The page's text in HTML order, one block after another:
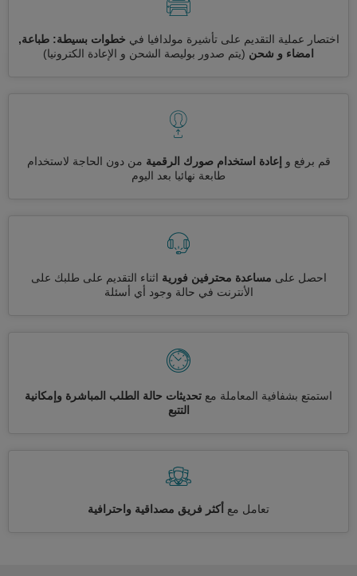
اختصار عملية التقديم على تأشيرة مولدافيا في خطوات بسيطة: طباعة,
امضاء و شحن (يتم صدور بوليصة الشحن و الإعادة الكترونيا)
قم برفع و إعادة استخدام صورك الرقمية من دون الحاجة لاستخدام
طابعة نهائيا بعد اليوم
احصل على مساعدة محترفين فورية اثناء التقديم على طلبك على
الأنترنت في حالة وجود أي أسئلة
استمتع بشفافية المعاملة مع تحديثات حالة الطلب المباشرة وإمكانية
التتبع
تعامل مع أكثر فريق مصداقية واحترافية